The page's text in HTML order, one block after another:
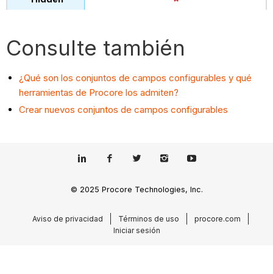
Consulte también
¿Qué son los conjuntos de campos configurables y qué
herramientas de Procore los admiten?
Crear nuevos conjuntos de campos configurables
© 2025 Procore Technologies, Inc.
Aviso de privacidad Términos de uso
procore.com
Iniciar sesión